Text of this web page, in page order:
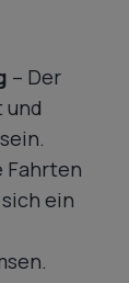
– Der
und
Fahrten
ein